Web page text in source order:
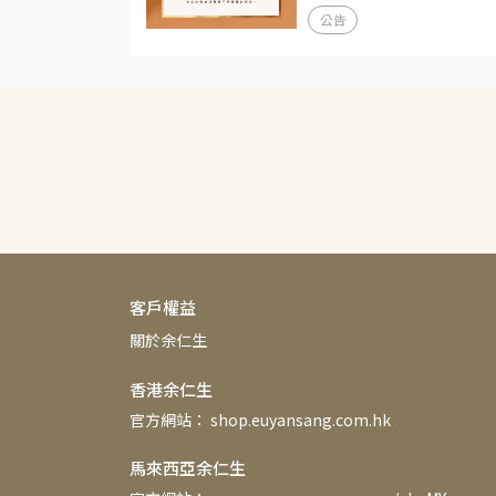
公告
客戶權益
關於余仁生
香港余仁生
官方網站： shop.euyansang.com.hk
馬來西亞余仁生